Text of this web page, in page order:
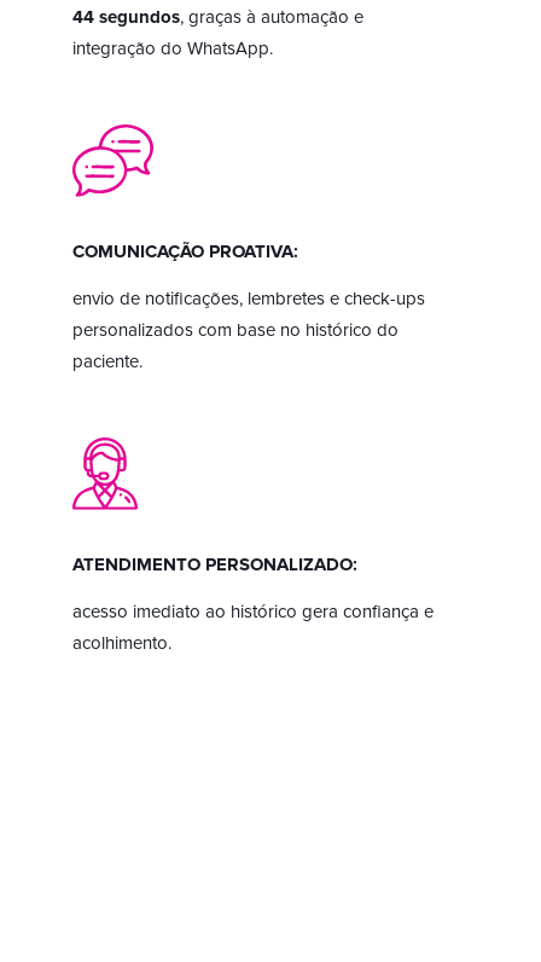
44 segundos, graças à automação e
integração do WhatsApp.
COMUNICAÇÃO PROATIVA:
envio de notificações, lembretes e check-ups
personalizados com base no histórico do
paciente.
ATENDIMENTO PERSONALIZADO:
acesso imediato ao histórico gera confiança e
acolhimento.